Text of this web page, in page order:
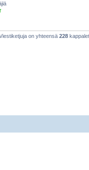
on yhteensä 228